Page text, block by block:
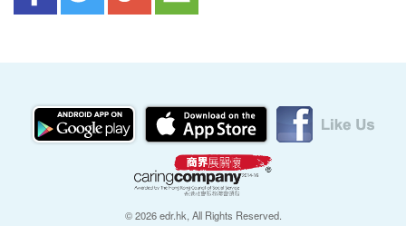
© 2026 edr.hk, All Rights Reserved.